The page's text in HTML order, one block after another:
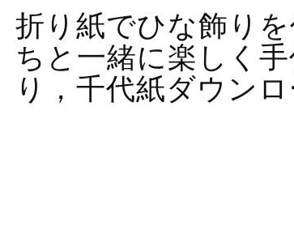
折り紙でひな飾り
ちと一緒に楽しく
り，千代紙ダウンロ